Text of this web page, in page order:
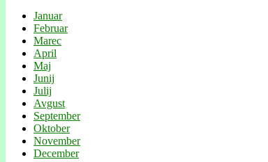
Januar
Februar
Marec
April
Maj
Junij
Julij
Avgust
September
Oktober
November
December